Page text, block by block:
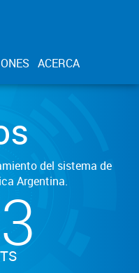
ACERCA
del sistema de
Argentina.